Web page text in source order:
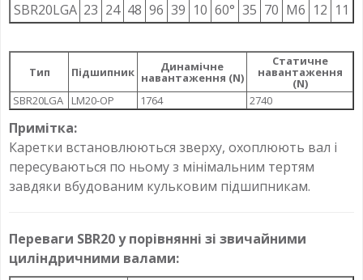
SBR20LGA 23 24 48 96 39 10 60° 35 70 M6 12 11
Тип Підшипник Динамічне
навантаження (N)
Статичне
навантаження
(N)
SBR20LGA
LM20-OP 1764 2740
Примітка:
Каретки встановлюються зверху, охоплюють вал і
пересуваються по ньому з мінімальним тертям
завдяки вбудованим кульковим підшипникам.
Переваги SBR20 у порівнянні зі звичайними
циліндричними валами: